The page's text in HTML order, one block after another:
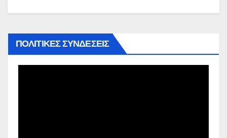
ΠΟΛΙΤΙΚΕΣ ΣΥΝΔΕΣΕΙΣ